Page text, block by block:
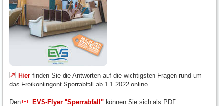
Hier finden Sie die Antworten auf die wichtigsten Fragen rund um
das Freikontingent Sperrabfall ab 1.1.2022 online.
Den EVS-Flyer "Sperrabfall" können Sie sich als PDF